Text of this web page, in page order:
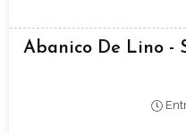
Abanico De Lino -